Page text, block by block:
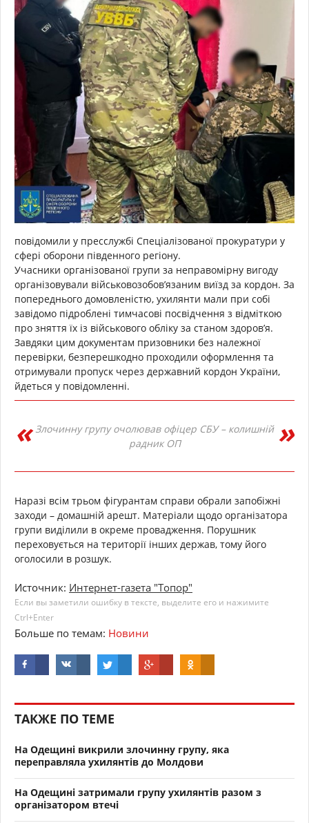
повідомили у пресслужбі Спеціалізованої прокуратури у
сфері оборони південного регіону.
Учасники організованої групи за неправомірну вигоду
організовували військовозобов’язаним виїзд за кордон. За
попереднього домовленістю, ухилянти мали при собі
завідомо підроблені тимчасові посвідчення з відміткою
про зняття їх із військового обліку за станом здоров’я.
Завдяки цим документам призовники без належної
перевірки, безперешкодно проходили оформлення та
отримували пропуск через державний кордон України,
йдеться у повідомленні.
Злочинну групу очолював офіцер СБУ – колишній
радник ОП
Наразі всім трьом фігурантам справи обрали запобіжні
заходи – домашній арешт. Матеріали щодо організатора
групи виділили в окреме провадження. Порушник
переховується на території інших держав, тому його
оголосили в розшук.
Источник: Интернет-газета "Топор"
Если вы заметили ошибку в тексте, выделите его и нажимите
Ctrl+Enter
Больше по темам: Новини
ТАКЖЕ ПО ТЕМЕ
На Одещині викрили злочинну групу, яка
переправляла ухилянтів до Молдови
На Одещині затримали групу ухилянтів разом з
організатором втечі